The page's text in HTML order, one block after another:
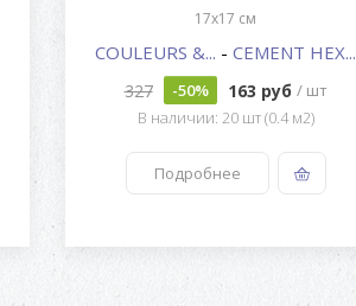
17x17 см
COULEURS &... - CEMENT HEX...
327 -50% 163 руб / шт
В наличии: 20 шт (0.4 м2)
Подробнее